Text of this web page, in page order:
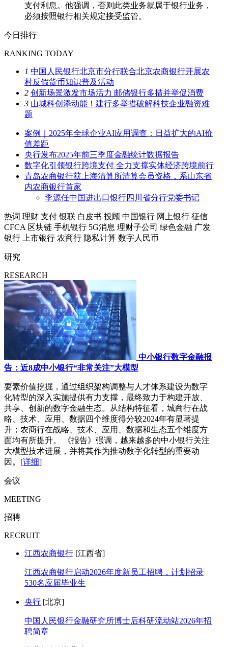
支付利息。他强调，否则此类业务就属于银行业务，
必须按照银行相关规定接受监管。
今日排行
RANKING TODAY
1 中国人民银行北京市分行联合北京农商银行开展农
村反假货币知识普及活动
2 创新场景激发市场活力 邮储银行多措并举促消费
3 山城科创添动能！建行多举措破解科技企业融资难
题
案例｜2025年全球企业AI应用调查：日益扩大的AI价
值差距
央行发布2025年前三季度金融统计数据报告
数字化引领银行跨境支付 全力支撑实体经济跨境前行
青岛农商银行获上海清算所清算会员资格，系山东省
内农商银行首家
李源任中国进出口银行四川省分行党委书记
热词 理财 支付 银联 白皮书 投顾 中国银行 网上银行 征信
CFCA 区块链 手机银行 5G消息 理财子公司 绿色金融 广发
银行
上市银行 农商行 隐私计算 数字人民币
研究
RESEARCH
中小银行数字金融报
告：近8成中小银行“非常关注”大模型
要素价值挖掘，通过组织架构调整与人才体系建设为数字
化转型的深入实施提供有力支撑，最终致力于构建开放、
共享、创新的数字金融生态。从结构特征看，城商行在战
略、技术、应用、数据四个维度得分较2024年有显著提
升；农商行在战略、技术、应用、数据和生态五个维度方
面均有所提升。 《报告》强调，越来越多的中小银行关注
大模型技术进展，并将其作为推动数字化转型的重要动
因。 [详细]
会议
MEETING
招聘
RECRUIT
江西农商银行 [江西省]
江西农商银行启动2026年度新员工招聘，计划招录
530名应届毕业生
央行 [北京]
中国人民银行金融研究所博士后科研流动站2026年招
聘简章